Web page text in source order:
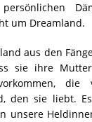
um Dreamland.
aus den
sie ihre
den sie liebt.
unsere